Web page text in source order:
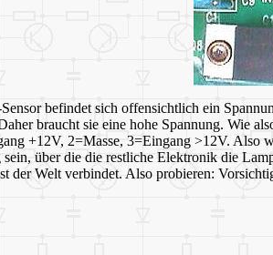
befindet sich offensichtlich ein
braucht sie eine hohe Spannung. Wie
+12V, 2=Masse, 3=Eingang >12V.
über die die restliche Elektronik die
der Welt verbindet. Also probieren: